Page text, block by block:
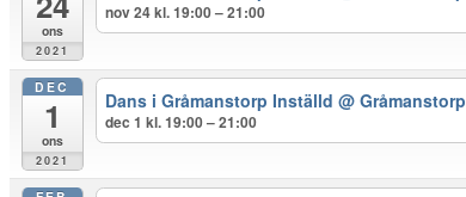
ons
2021
nov 24 kl. 19:00 – 21:00
DEC
1
ons
2021
Dans i Gråmanstorp Inställd@ Gråmanstorp
dec 1 kl. 19:00 – 21:00